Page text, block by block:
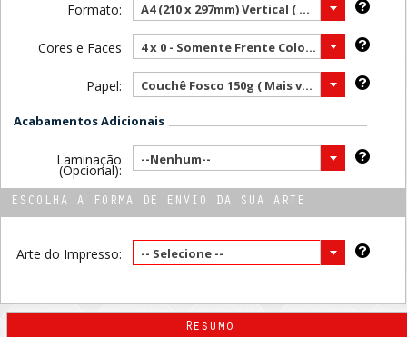
Formato: A4 (210 x 297mm) Vertical ( Mais vendido )
Cores e Faces 4 x 0 - Somente Frente Color ( Mais vendido )
Papel: Couchê Fosco 150g ( Mais vendido )
Acabamentos Adicionais
Laminação
(Opcional):
--Nenhum--
ESCOLHA A FORMA DE ENVIO DA SUA ARTE
Arte do Impresso: -- Selecione --
Resumo